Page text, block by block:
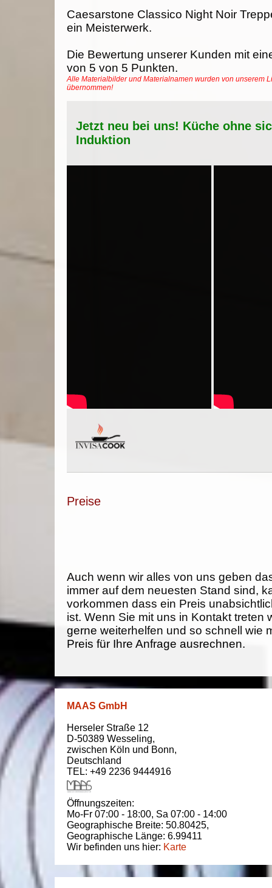
Caesarstone Classico Night Noir
ein Meisterwerk.
Die Bewertung unserer Kunden mit
von 5 von 5 Punkten.
Alle Materialbilder und Materialnamen wurden von unserem
übernommen!
Jetzt neu bei uns! Küche ohne
Induktion
Preise
Auch wenn wir alles von uns geben
immer auf dem neuesten Stand sind,
vorkommen dass ein Preis
ist. Wenn Sie mit uns in Kontakt treten
gerne weiterhelfen und so schnell wie
Preis für Ihre Anfrage ausrechnen.
MAAS GmbH
Herseler Straße 12
D-50389 Wesseling,
zwischen Köln und Bonn,
Deutschland
TEL: +49 2236 9444916
Öffnungszeiten:
Mo-Fr 07:00 - 18:00, Sa 07:00 - 14:00
Geographische Breite: 50.80425,
Geographische Länge: 6.99411
Wir befinden uns hier: Karte